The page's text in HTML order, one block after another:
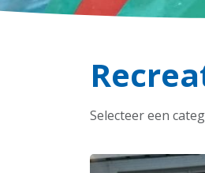
Selecteer een